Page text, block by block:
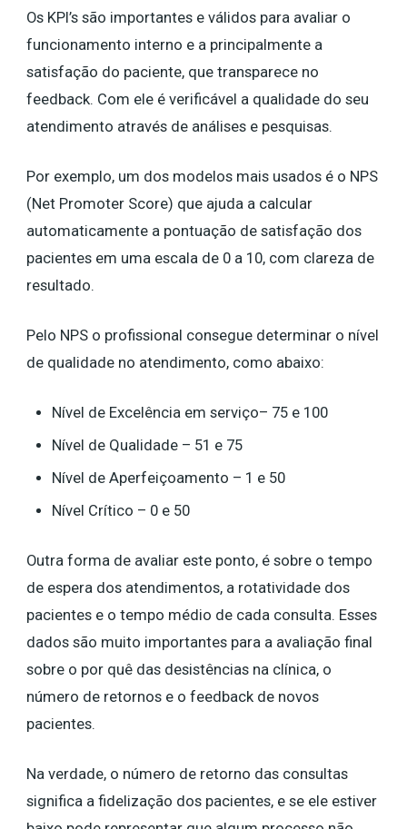
Os KPI’s são importantes e válidos para avaliar o
funcionamento interno e a principalmente a
satisfação do paciente, que transparece no
feedback. Com ele é verificável a qualidade do seu
atendimento através de análises e pesquisas.
Por exemplo, um dos modelos mais usados é o NPS
(Net Promoter Score) que ajuda a calcular
automaticamente a pontuação de satisfação dos
pacientes em uma escala de 0 a 10, com clareza de
resultado.
Pelo NPS o profissional consegue determinar o nível
de qualidade no atendimento, como abaixo:
Nível de Excelência em serviço– 75 e 100
Nível de Qualidade – 51 e 75
Nível de Aperfeiçoamento – 1 e 50
Nível Crítico – 0 e 50
Outra forma de avaliar este ponto, é sobre o tempo
de espera dos atendimentos, a rotatividade dos
pacientes e o tempo médio de cada consulta. Esses
dados são muito importantes para a avaliação final
sobre o por quê das desistências na clínica, o
número de retornos e o feedback de novos
pacientes.
Na verdade, o número de retorno das consultas
significa a fidelização dos pacientes, e se ele estiver